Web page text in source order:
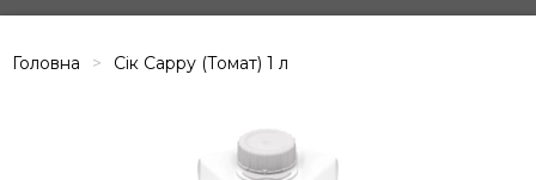
Головна Сік Сарру (Томат) 1 л